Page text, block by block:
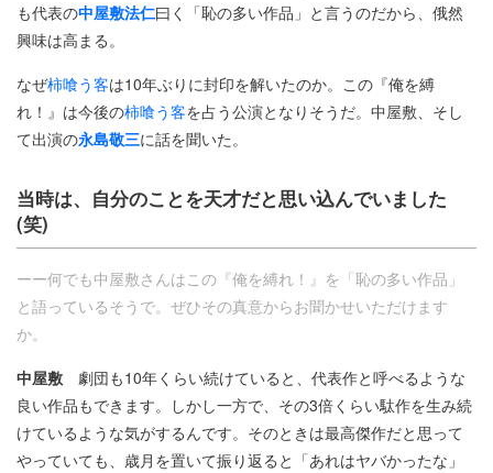
も代表の中屋敷法仁曰く「恥の多い作品」と言うのだから、俄然
興味は高まる。
なぜ柿喰う客は10年ぶりに封印を解いたのか。この『俺を縛
れ！』は今後の柿喰う客を占う公演となりそうだ。中屋敷、そし
て出演の永島敬三に話を聞いた。
当時は、自分のことを天才だと思い込んでいました
(笑)
ーー何でも中屋敷さんはこの『俺を縛れ！』を「恥の多い作品」
と語っているそうで。ぜひその真意からお聞かせいただけます
か。
中屋敷 劇団も10年くらい続けていると、代表作と呼べるような
良い作品もできます。しかし一方で、その3倍くらい駄作を生み続
けているような気がするんです。そのときは最高傑作だと思って
やっていても、歳月を置いて振り返ると「あれはヤバかったな」